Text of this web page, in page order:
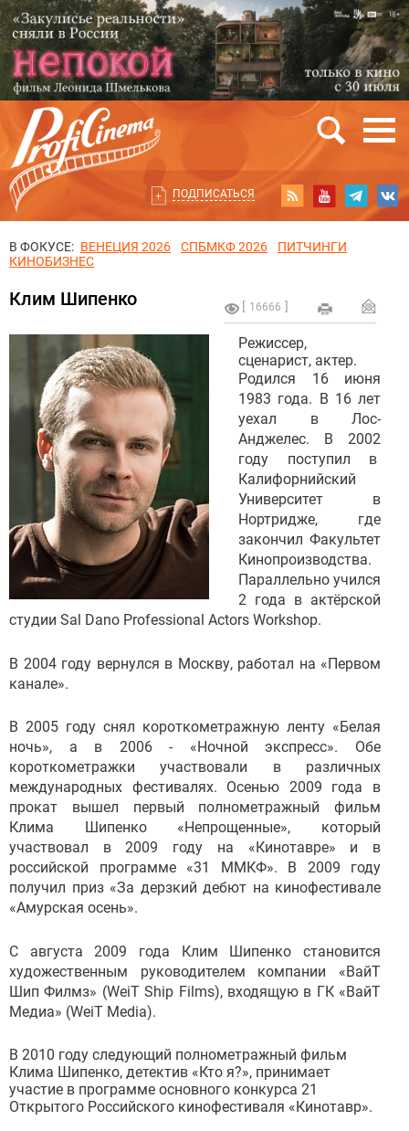
ПОДПИСАТЬСЯ
В ФОКУСЕ: ВЕНЕЦИЯ 2026 СПБМКФ 2026
ПИТЧИНГИ
КИНОБИЗНЕС
16666
Клим Шипенко
Режиссер,
сценарист, актер.
Родился 16 июня
1983 года. В 16 лет
уехал в Лос-
Анджелес. В 2002
году поступил в
Калифорнийский
Университет в
Нортридже, где
закончил Факультет
Кинопроизводства.
Параллельно учился
2 года в актёрской
студии Sal Dano Professional Actors Workshop.
В 2004 году вернулся в Москву, работал на «Первом
канале».
В 2005 году снял короткометражную ленту «Белая
ночь», а в 2006 - «Ночной экспресс». Обе
короткометражки участвовали в различных
международных фестивалях. Осенью 2009 года в
прокат вышел первый полнометражный фильм
Клима Шипенко «Непрощенные», который
участвовал в 2009 году на «Кинотавре» и в
российской программе «31 ММКФ». В 2009 году
получил приз «За дерзкий дебют на кинофестивале
«Амурская осень».
С августа 2009 года Клим Шипенко становится
художественным руководителем компании «ВайТ
Шип Филмз» (WeiT Ship Films), входящую в ГК «ВайТ
Медиа» (WeiT Media).
В 2010 году следующий полнометражный фильм
Клима Шипенко, детектив «Кто я?», принимает
участие в программе основного конкурса 21
Открытого Российского кинофестиваля «Кинотавр».